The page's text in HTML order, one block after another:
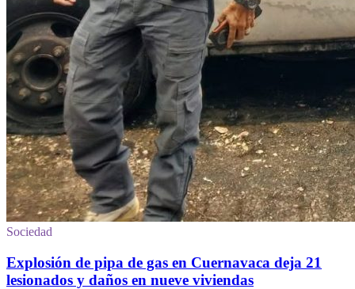
Sociedad
Explosión de pipa de gas en Cuernavaca deja 21
lesionados y daños en nueve viviendas